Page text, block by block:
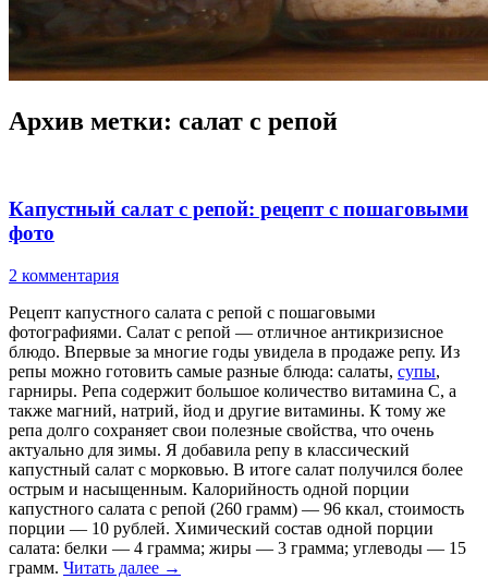
Архив метки: салат с репой
Капустный салат с репой: рецепт с пошаговыми
фото
2 комментария
Рецепт капустного салата с репой с пошаговыми
фотографиями. Салат с репой — отличное антикризисное
блюдо. Впервые за многие годы увидела в продаже репу. Из
репы можно готовить самые разные блюда: салаты, супы,
гарниры. Репа содержит большое количество витамина С, а
также магний, натрий, йод и другие витамины. К тому же
репа долго сохраняет свои полезные свойства, что очень
актуально для зимы. Я добавила репу в классический
капустный салат с морковью. В итоге салат получился более
острым и насыщенным. Калорийность одной порции
капустного салата с репой (260 грамм) — 96 ккал, стоимость
порции — 10 рублей. Химический состав одной порции
салата: белки — 4 грамма; жиры — 3 грамма; углеводы — 15
грамм. Читать далее →